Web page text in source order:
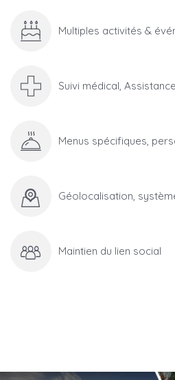
Multiples activités &
Suivi médical,
Menus spécifiques,
Géolocalisation,
Maintien du lien social